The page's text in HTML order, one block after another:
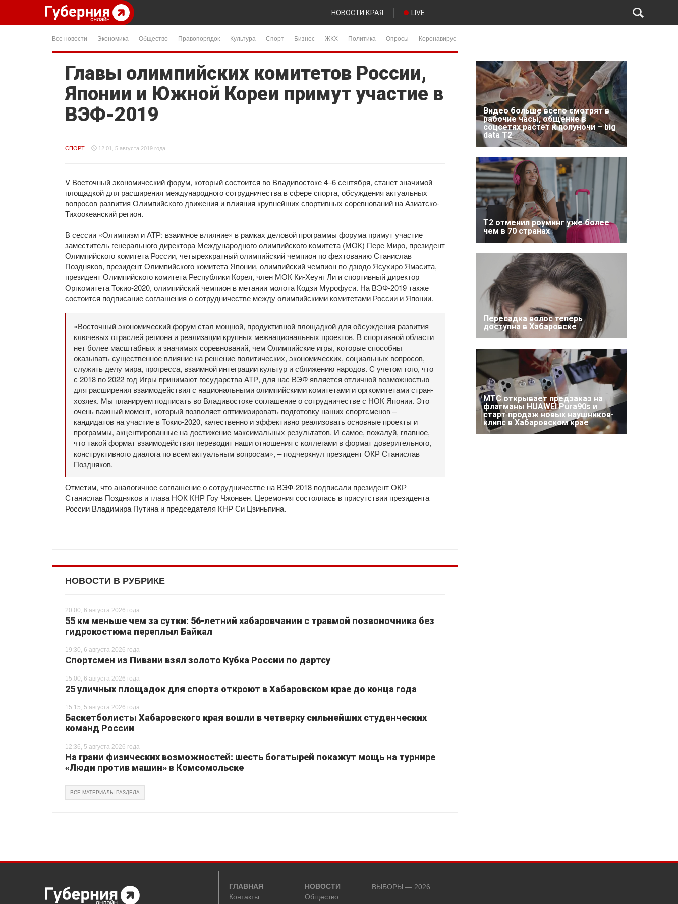
НОВОСТИ КРАЯ LIVE
Все новости Экономика Общество Правопорядок Культура Спорт Бизнес ЖКХ Политика Опросы Коронавирус
Главы олимпийских комитетов России,
Японии и Южной Кореи примут участие в
ВЭФ-2019
СПОРТ 12:01, 5 августа 2019 года
V Воcточный экономический форум, который состоится во Владивостоке 4–6 сентября, станет значимой
площадкой для расширения международного сотрудничества в сфере спорта, обсуждения актуальных
вопросов развития Олимпийского движения и влияния крупнейших спортивных соревнований на Азиатско-
Тихоокеанский регион.
В сессии «Олимпизм и АТР: взаимное влияние» в рамках деловой программы форума примут участие
заместитель генерального директора Международного олимпийского комитета (МОК) Пере Миро, президент
Олимпийского комитета России, четырехкратный олимпийский чемпион по фехтованию Станислав
Поздняков, президент Олимпийского комитета Японии, олимпийский чемпион по дзюдо Ясухиро Ямасита,
президент Олимпийского комитета Республики Корея, член МОК Ки-Хеунг Ли и спортивный директор
Оргкомитета Токио-2020, олимпийский чемпион в метании молота Кодзи Мурофуси. На ВЭФ-2019 также
состоится подписание соглашения о сотрудничестве между олимпийскими комитетами России и Японии.
«Восточный экономический форум стал мощной, продуктивной площадкой для обсуждения развития
ключевых отраслей региона и реализации крупных межнациональных проектов. В спортивной области
нет более масштабных и значимых соревнований, чем Олимпийские игры, которые способны
оказывать существенное влияние на решение политических, экономических, социальных вопросов,
служить делу мира, прогресса, взаимной интеграции культур и сближению народов. С учетом того, что
с 2018 по 2022 год Игры принимают государства АТР, для нас ВЭФ является отличной возможностью
для расширения взаимодействия с национальными олимпийскими комитетами и оргкомитетами стран-
хозяек. Мы планируем подписать во Владивостоке соглашение о сотрудничестве с НОК Японии. Это
очень важный момент, который позволяет оптимизировать подготовку наших спортсменов –
кандидатов на участие в Токио-2020, качественно и эффективно реализовать основные проекты и
программы, акцентированные на достижение максимальных результатов. И самое, пожалуй, главное,
что такой формат взаимодействия переводит наши отношения с коллегами в формат доверительного,
конструктивного диалога по всем актуальным вопросам», – подчеркнул президент ОКР Станислав
Поздняков.
Отметим, что аналогичное соглашение о сотрудничестве на ВЭФ-2018 подписали президент ОКР
Станислав Поздняков и глава НОК КНР Гоу Чжонвен. Церемония состоялась в присутствии президента
России Владимира Путина и председателя КНР Си Цзиньпина.
НОВОСТИ В РУБРИКЕ
20:00, 6 августа 2026 года
55 км меньше чем за сутки: 56-летний хабаровчанин с травмой позвоночника без
гидрокостюма переплыл Байкал
19:30, 6 августа 2026 года
Спортсмен из Пивани взял золото Кубка России по дартсу
15:00, 6 августа 2026 года
25 уличных площадок для спорта откроют в Хабаровском крае до конца года
15:15, 5 августа 2026 года
Баскетболисты Хабаровского края вошли в четверку сильнейших студенческих
команд России
12:36, 5 августа 2026 года
На грани физических возможностей: шесть богатырей покажут мощь на турнире
«Люди против машин» в Комсомольске
ВСЕ МАТЕРИАЛЫ РАЗДЕЛА
Видео больше всего смотрят в
рабочие часы, общение в
соцсетях растет к полуночи – big
data T2
Т2 отменил роуминг уже более
чем в 70 странах
Пересадка волос теперь
доступна в Хабаровске
МТС открывает предзаказ на
флагманы HUAWEI Pura90s и
старт продаж новых наушников-
клипс в Хабаровском крае
ГЛАВНАЯ
Контакты
НОВОСТИ
Общество
ВЫБОРЫ — 2026